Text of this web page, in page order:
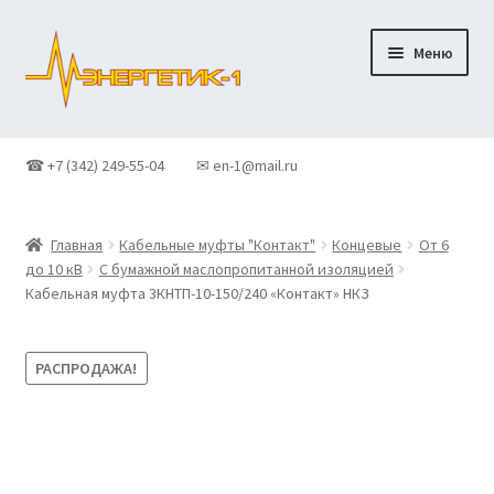
Перейти
навигации
Перейти
содержимому
Меню
Контакты
Новости
☎ +7 (342) 249-55-04 ✉ en-1@mail.ru
Главная Кабельные муфты "Контакт" Концевые
От 6
до 10 кВ
С бумажной маслопропитанной изоляцией
Кабельная муфта 3КНТП-10-150/240 «Контакт» НКЗ
РАСПРОДАЖА!